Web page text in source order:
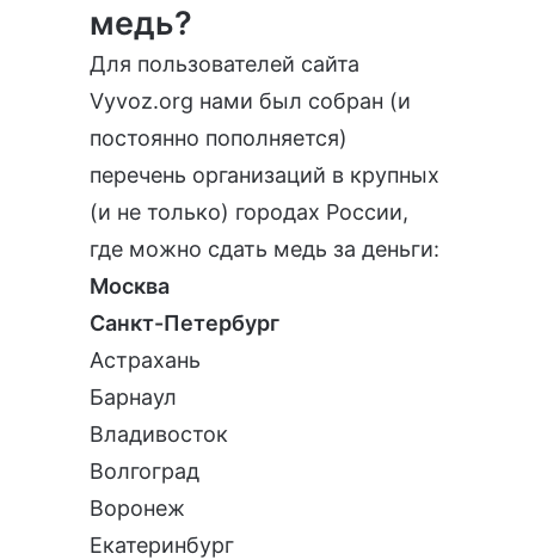
медь?
Для пользователей сайта
Vyvoz.org нами был собран (и
постоянно пополняется)
перечень организаций в крупных
(и не только) городах России,
где можно сдать медь за деньги:
Москва
Санкт-Петербург
Астрахань
Барнаул
Владивосток
Волгоград
Воронеж
Екатеринбург